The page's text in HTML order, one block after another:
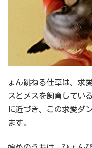
ょん跳ねる仕草は、求
スとメスを飼育してい
に近づき、この求愛ダ
ます。